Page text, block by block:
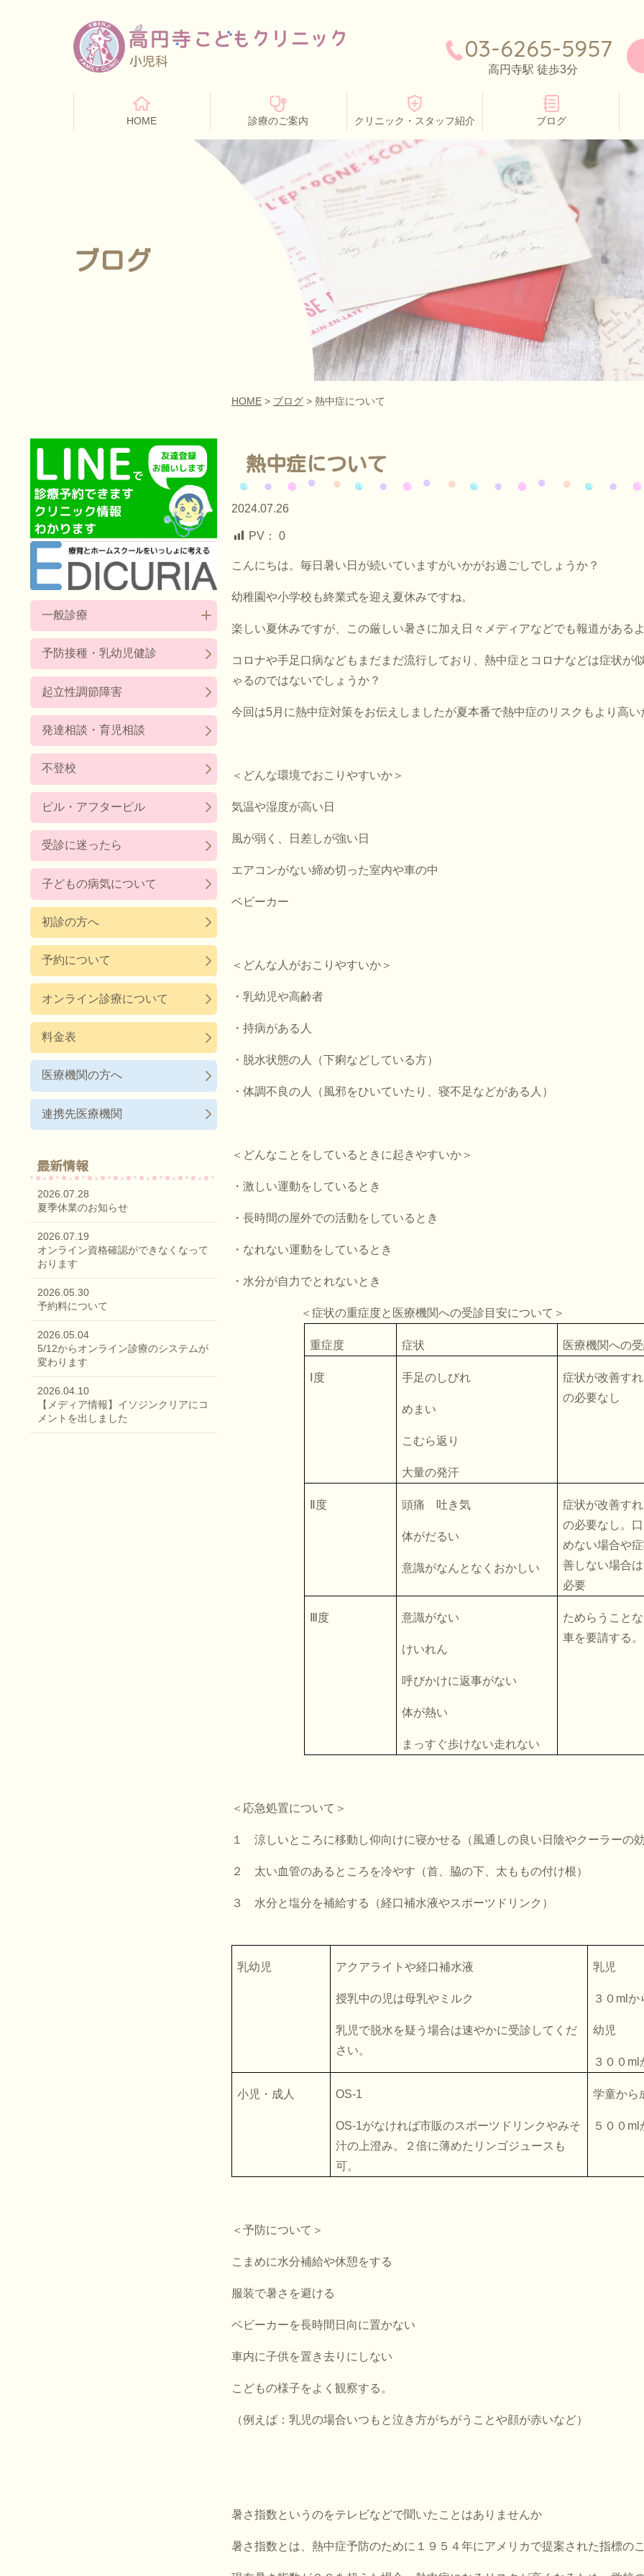
小児科 03-6265-5957
高円寺駅 徒歩3分
HOME 診療のご案内 クリニック・スタッフ紹介 ブログ
ブログ
HOME > ブログ > 熱中症について
熱中症について
2024.07.26
PV： 0
こんにちは。毎日暑い日が続いていますがいかがお過ごしでしょうか？
幼稚園や小学校も終業式を迎え夏休みですね。
楽しい夏休みですが、この厳しい暑さに加え日々メディアなどでも報道がある
コロナや手足口病などもまだまだ流行しており、熱中症とコロナなどは症状が
ゃるのではないでしょうか？
今回は5月に熱中症対策をお伝えしましたが夏本番で熱中症のリスクもより高
＜どんな環境でおこりやすいか＞
気温や湿度が高い日
風が弱く、日差しが強い日
エアコンがない締め切った室内や車の中
ベビーカー
＜どんな人がおこりやすいか＞
・乳幼児や高齢者
・持病がある人
・脱水状態の人（下痢などしている方）
・体調不良の人（風邪をひいていたり、寝不足などがある人）
＜どんなことをしているときに起きやすいか＞
・激しい運動をしているとき
・長時間の屋外での活動をしているとき
・なれない運動をしているとき
・水分が自力でとれないとき
＜症状の重症度と医療機関への受診目安について＞
重症度 症状 医療機関への
Ⅰ度 手足のしびれ
めまい
こむら返り
大量の発汗
症状が改善す
の必要なし
Ⅱ度 頭痛 吐き気
体がだるい
意識がなんとなくおかしい
症状が改善す
の必要なし。
めない場合や
善しない場合
必要
Ⅲ度 意識がない
けいれん
呼びかけに返事がない
体が熱い
まっすぐ歩けない走れない
ためらうこと
車を要請する。
＜応急処置について＞
１ 涼しいところに移動し仰向けに寝かせる（風通しの良い日陰やクーラーの
２ 太い血管のあるところを冷やす（首、脇の下、太ももの付け根）
３ 水分と塩分を補給する（経口補水液やスポーツドリンク）
乳幼児 アクアライトや経口補水液
授乳中の児は母乳やミルク
乳児で脱水を疑う場合は速やかに受診してくだ
さい。
乳児
３０ mlか
幼児
３００ ml
小児・成人 OS-1
OS-1がなければ市販のスポーツドリンクやみそ
汁の上澄み。２倍に薄めたリンゴジュースも
可。
学童から
５００ ml
＜予防について＞
こまめに水分補給や休憩をする
服装で暑さを避ける
ベビーカーを長時間日向に置かない
車内に子供を置き去りにしない
こどもの様子をよく観察する。
（例えば：乳児の場合いつもと泣き方がちがうことや顔が赤いなど）
暑さ指数というのをテレビなどで聞いたことはありませんか
暑さ指数とは、熱中症予防のために１９５４年にアメリカで提案された指標の
一般診療
予防接種・乳幼児健診
起立性調節障害
発達相談・育児相談
不登校
ピル・アフターピル
受診に迷ったら
子どもの病気について
初診の方へ
予約について
オンライン診療について
料金表
医療機関の方へ
連携先医療機関
最新情報
2026.07.28
夏季休業のお知らせ
2026.07.19
オンライン資格確認ができなくなって
おります
2026.05.30
予約料について
2026.05.04
5/12からオンライン診療のシステムが
変わります
2026.04.10
【メディア情報】イソジンクリアにコ
メントを出しました